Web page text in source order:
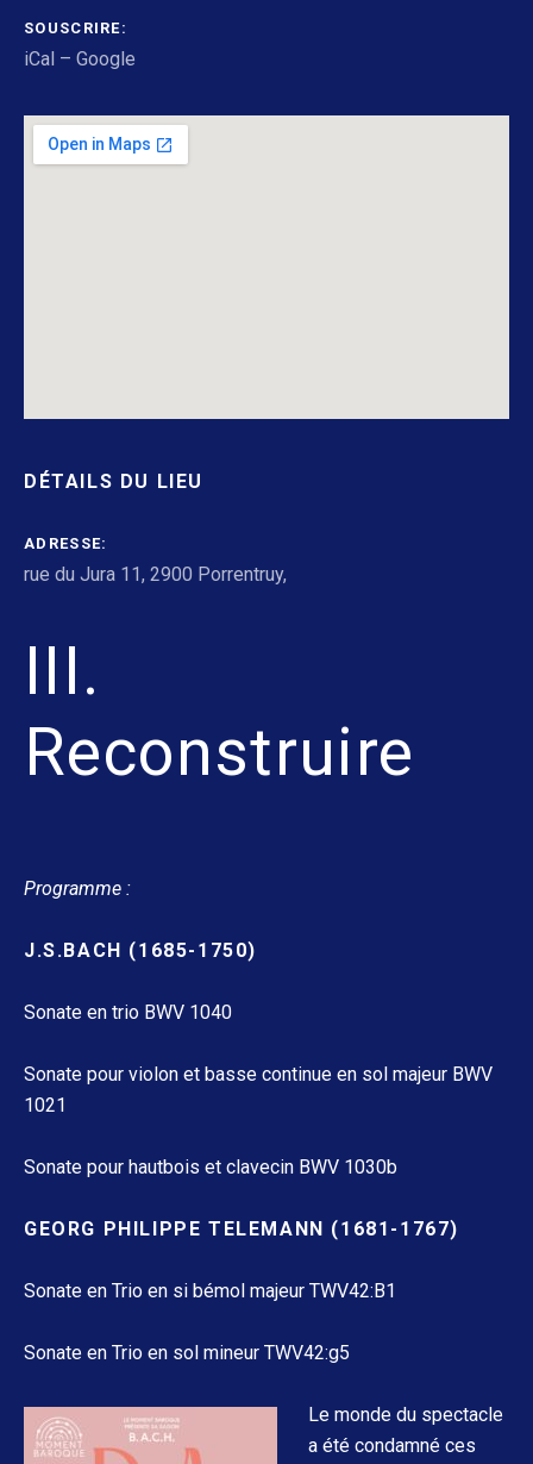
SOUSCRIRE
iCal Google
DÉTAILS DU LIEU
ADRESSE
rue du Jura 11, 2900 Porrentruy,
III.
Reconstruire
Programme :
J.S.BACH (1685-1750)
Sonate en trio BWV 1040
Sonate pour violon et basse continue en sol majeur BWV
1021
Sonate pour hautbois et clavecin BWV 1030b
GEORG PHILIPPE TELEMANN (1681-1767)
Sonate en Trio en si bémol majeur TWV42:B1
Sonate en Trio en sol mineur TWV42:g5
Le monde du spectacle
a été condamné ces